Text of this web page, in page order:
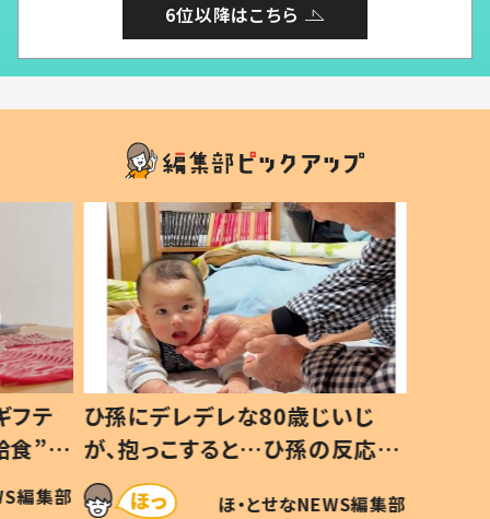
6位以降はこちら
じ
応に
仕方な
編集部
生後8ヶ月で亡くなった息子 約
3年半後、当時の妻の日記に書い
てあった本音とは
ほ・とせなNEWS編集部